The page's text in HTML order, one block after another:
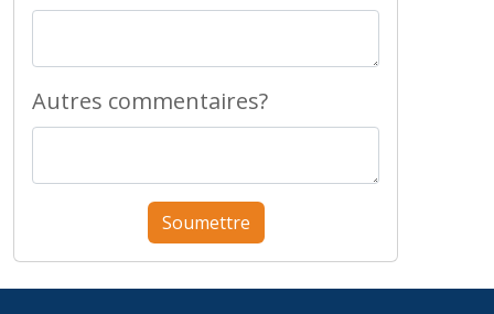
Autres commentaires?